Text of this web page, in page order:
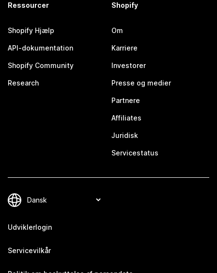
Ressourcer
Shopify Hjælp
API-dokumentation
Shopify Community
Research
Shopify
Om
Karriere
Investorer
Presse og medier
Partnere
Affiliates
Juridisk
Servicestatus
Udviklerlogin
Servicevilkår